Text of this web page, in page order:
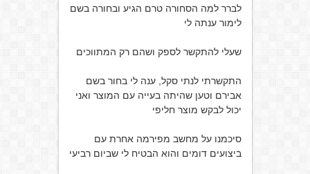
לברר למה הסחורה טרם הגיע ובחורה בשם
לימור ענתה לי
שעלי להתקשר לספק ושהם רק המתווכים
התקשרתי לנתי סקל, ענה לי בחור בשם
אבירם וטען שהיתה בעייה עם המוצר ואני
יכול לבקש מוצר חליפי
סיכמנו על מחשב מפירמה אחרת עם
ביצועים דומים והוא הבטיח לי שביום רביעי